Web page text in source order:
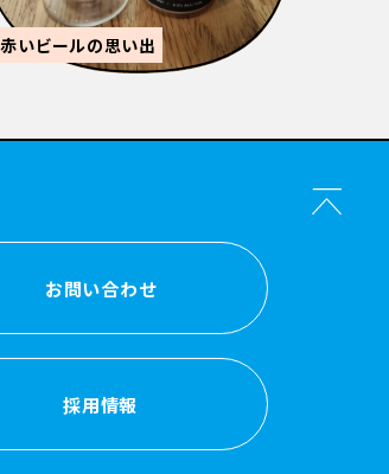
森的ビール人生②
お問い合わせ
採用情報